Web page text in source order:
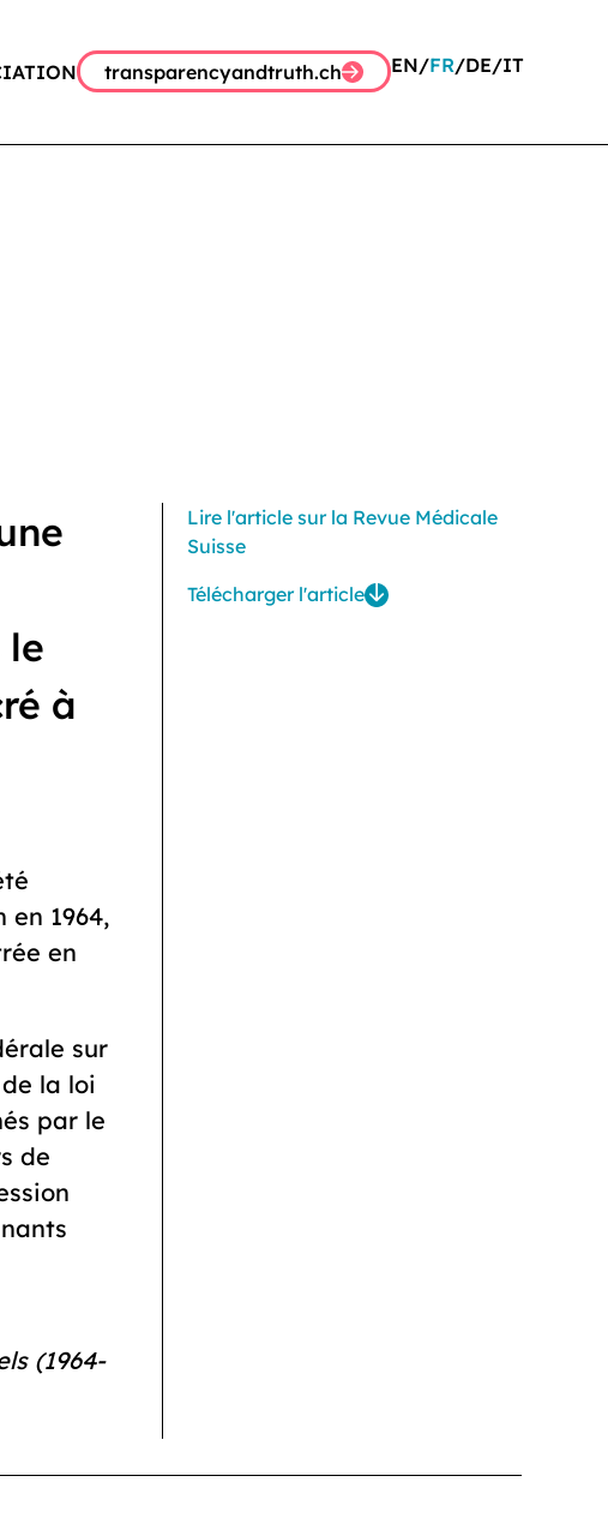
transparencyandtruth.ch EN FR DE IT
le
à
1964,
en
sur
la loi
par le
de
(1964-
Lire l'article sur la Revue Médicale
Suisse
Télécharger l'article